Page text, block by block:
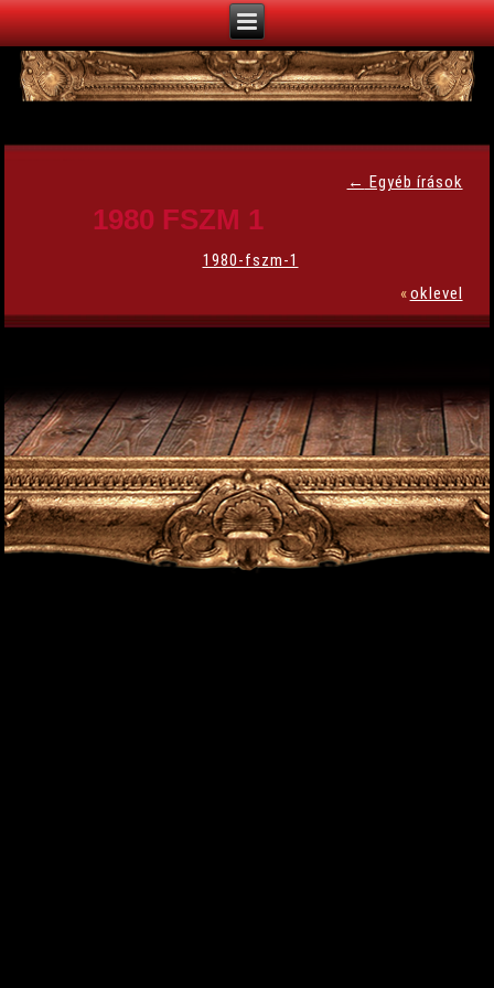
← Egyéb írások
1980 FSZM 1
1980-fszm-1
«oklevel